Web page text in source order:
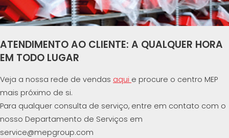
ATENDIMENTO AO CLIENTE: A QUALQUER HORA
EM TODO LUGAR
Veja a nossa rede de vendas aqui e procure o centro MEP
mais próximo de si.
Para qualquer consulta de serviço, entre em contato com o
nosso Departamento de Serviços em
service@mepgroup.com